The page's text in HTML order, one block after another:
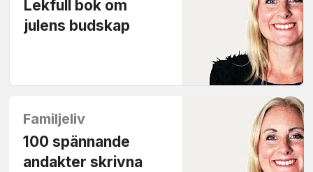
Lekfull bok om
julens budskap
Familjeliv
100 spännande
andakter skrivna